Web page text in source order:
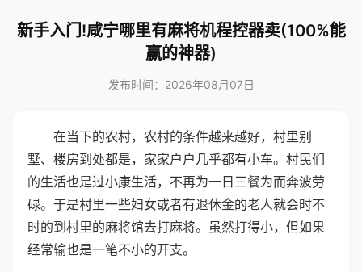
新手入门!咸宁哪里有麻将机程控器卖(100%能
赢的神器)
发布时间：2026年08月07日
在当下的农村，农村的条件越来越好，村里别
墅、楼房到处都是，家家户户几乎都有小车。村民们
的生活也是过小康生活，不再为一日三餐为而奔波劳
碌。于是村里一些妇女或者有退休金的老人就会时不
时的到村里的麻将馆去打麻将。虽然打得小，但如果
经常输也是一笔不小的开支。